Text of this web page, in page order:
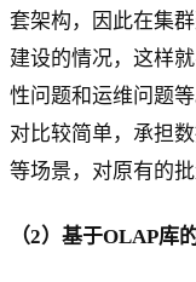
套架构，因此在集
建设的情况，这样
性问题和运维问题
对比较简单，承担
等场景，对原有的
（2）基于OLAP库